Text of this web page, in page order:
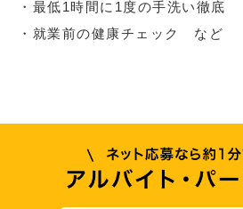
・最低1時間に1度の手洗い徹底
・就業前の健康チェック など